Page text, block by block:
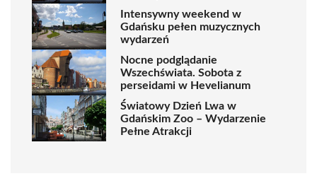
Intensywny weekend w
Gdańsku pełen muzycznych
wydarzeń
Nocne podglądanie
Wszechświata. Sobota z
perseidami w Hevelianum
Światowy Dzień Lwa w
Gdańskim Zoo – Wydarzenie
Pełne Atrakcji